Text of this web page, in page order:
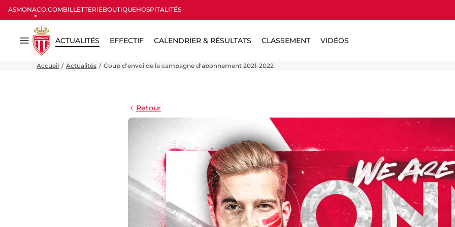
ASMONACO.COMBILLETTERIEBOUTIQUEHOSPITALITÉS
Menu
ACTUALITÉS EFFECTIF CALENDRIER & RÉSULTATS CLASSEMENT VIDÉOS
Accueil Actualités Coup d'envoi de la campagne d'abonnement 2021-2022
Retour